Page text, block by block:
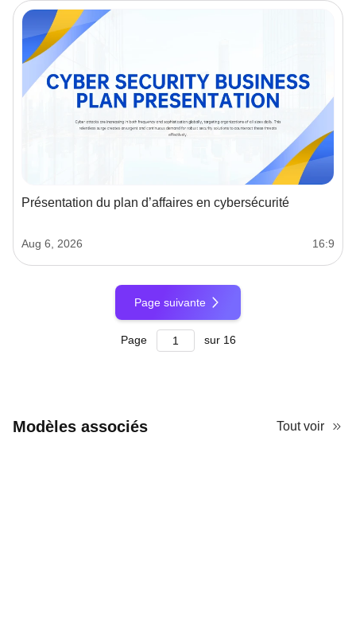
Présentation du plan d’affaires en cybersécurité
Aug 6, 2026 16:9
Page suivante
Page sur 16
Modèles associés Tout voir